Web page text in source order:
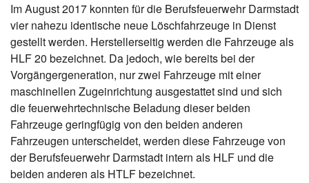
Im August 2017 konnten für die Berufsfeuerwehr Darmstadt
vier nahezu identische neue Löschfahrzeuge in Dienst
gestellt werden. Herstellerseitig werden die Fahrzeuge als
HLF 20 bezeichnet. Da jedoch, wie bereits bei der
Vorgängergeneration, nur zwei Fahrzeuge mit einer
maschinellen Zugeinrichtung ausgestattet sind und sich
die feuerwehrtechnische Beladung dieser beiden
Fahrzeuge geringfügig von den beiden anderen
Fahrzeugen unterscheidet, werden diese Fahrzeuge von
der Berufsfeuerwehr Darmstadt intern als HLF und die
beiden anderen als HTLF bezeichnet.